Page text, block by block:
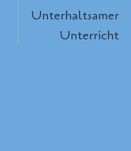
Unterhaltsamer
Unterricht